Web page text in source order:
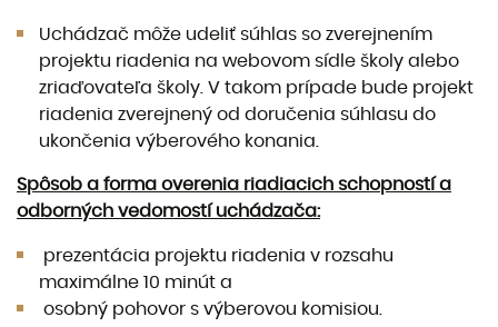
Uchádzač môže udeliť súhlas so zverejnením
projektu riadenia na webovom sídle školy alebo
zriaďovateľa školy. V takom prípade bude projekt
riadenia zverejnený od doručenia súhlasu do
ukončenia výberového konania.
Spôsob a forma overenia riadiacich schopností a
odborných vedomostí uchádzača:
prezentácia projektu riadenia v rozsahu
maximálne 10 minút a
osobný pohovor s výberovou komisiou.